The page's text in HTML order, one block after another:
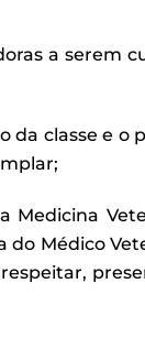
a serem
da classe e o
Medicina
do Médico